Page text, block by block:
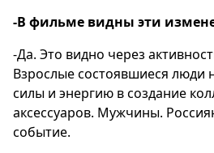
-В фильме видны эти
-Да. Это видно через
Взрослые состоявшиеся люди
силы и энергию в создание
аксессуаров. Мужчины.
событие.